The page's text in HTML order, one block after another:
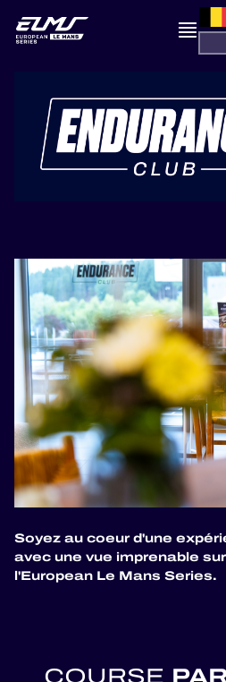
ACTUALITÉS
RÉSULTATS
PARTICIPANTS
JEU OFFICIEL
HOSPITALITY
BILLETTERIE
24H LEMANS
Soyez au coeur d'une
avec une vue imprenable
l'European Le Mans Series.